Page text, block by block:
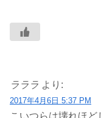
ラララ より:
2017年4月6日 5:37 PM
こいつらは壊れほ